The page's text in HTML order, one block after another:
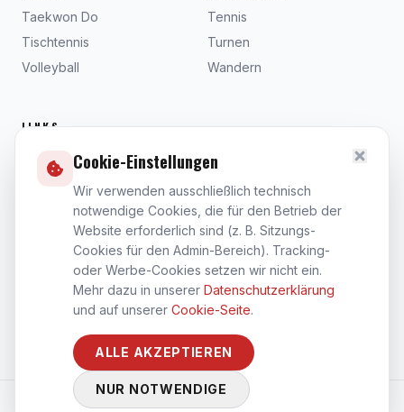
Taekwon Do
Tennis
Tischtennis
Turnen
Volleyball
Wandern
LINKS
Beiträge
Dokumente
Datenschutz
©2026Sport-Club Steinberg 1953 e.V.
Cookie-Einstellungen
Wir verwenden ausschließlich technisch
notwendige Cookies, die für den Betrieb der
Website erforderlich sind (z. B. Sitzungs-
Cookies für den Admin-Bereich). Tracking-
oder Werbe-Cookies setzen wir nicht ein.
Mehr dazu in unserer Datenschutzerklärung
und auf unserer Cookie-Seite.
ALLE AKZEPTIEREN
NUR NOTWENDIGE